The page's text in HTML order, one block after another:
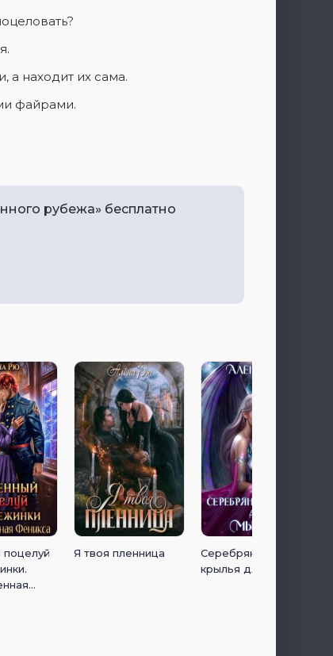
а находит их сама.
файрами.
рубежа» бесплатно
поцелуй
Я твоя пленница
Серебряные
крылья для Мышки